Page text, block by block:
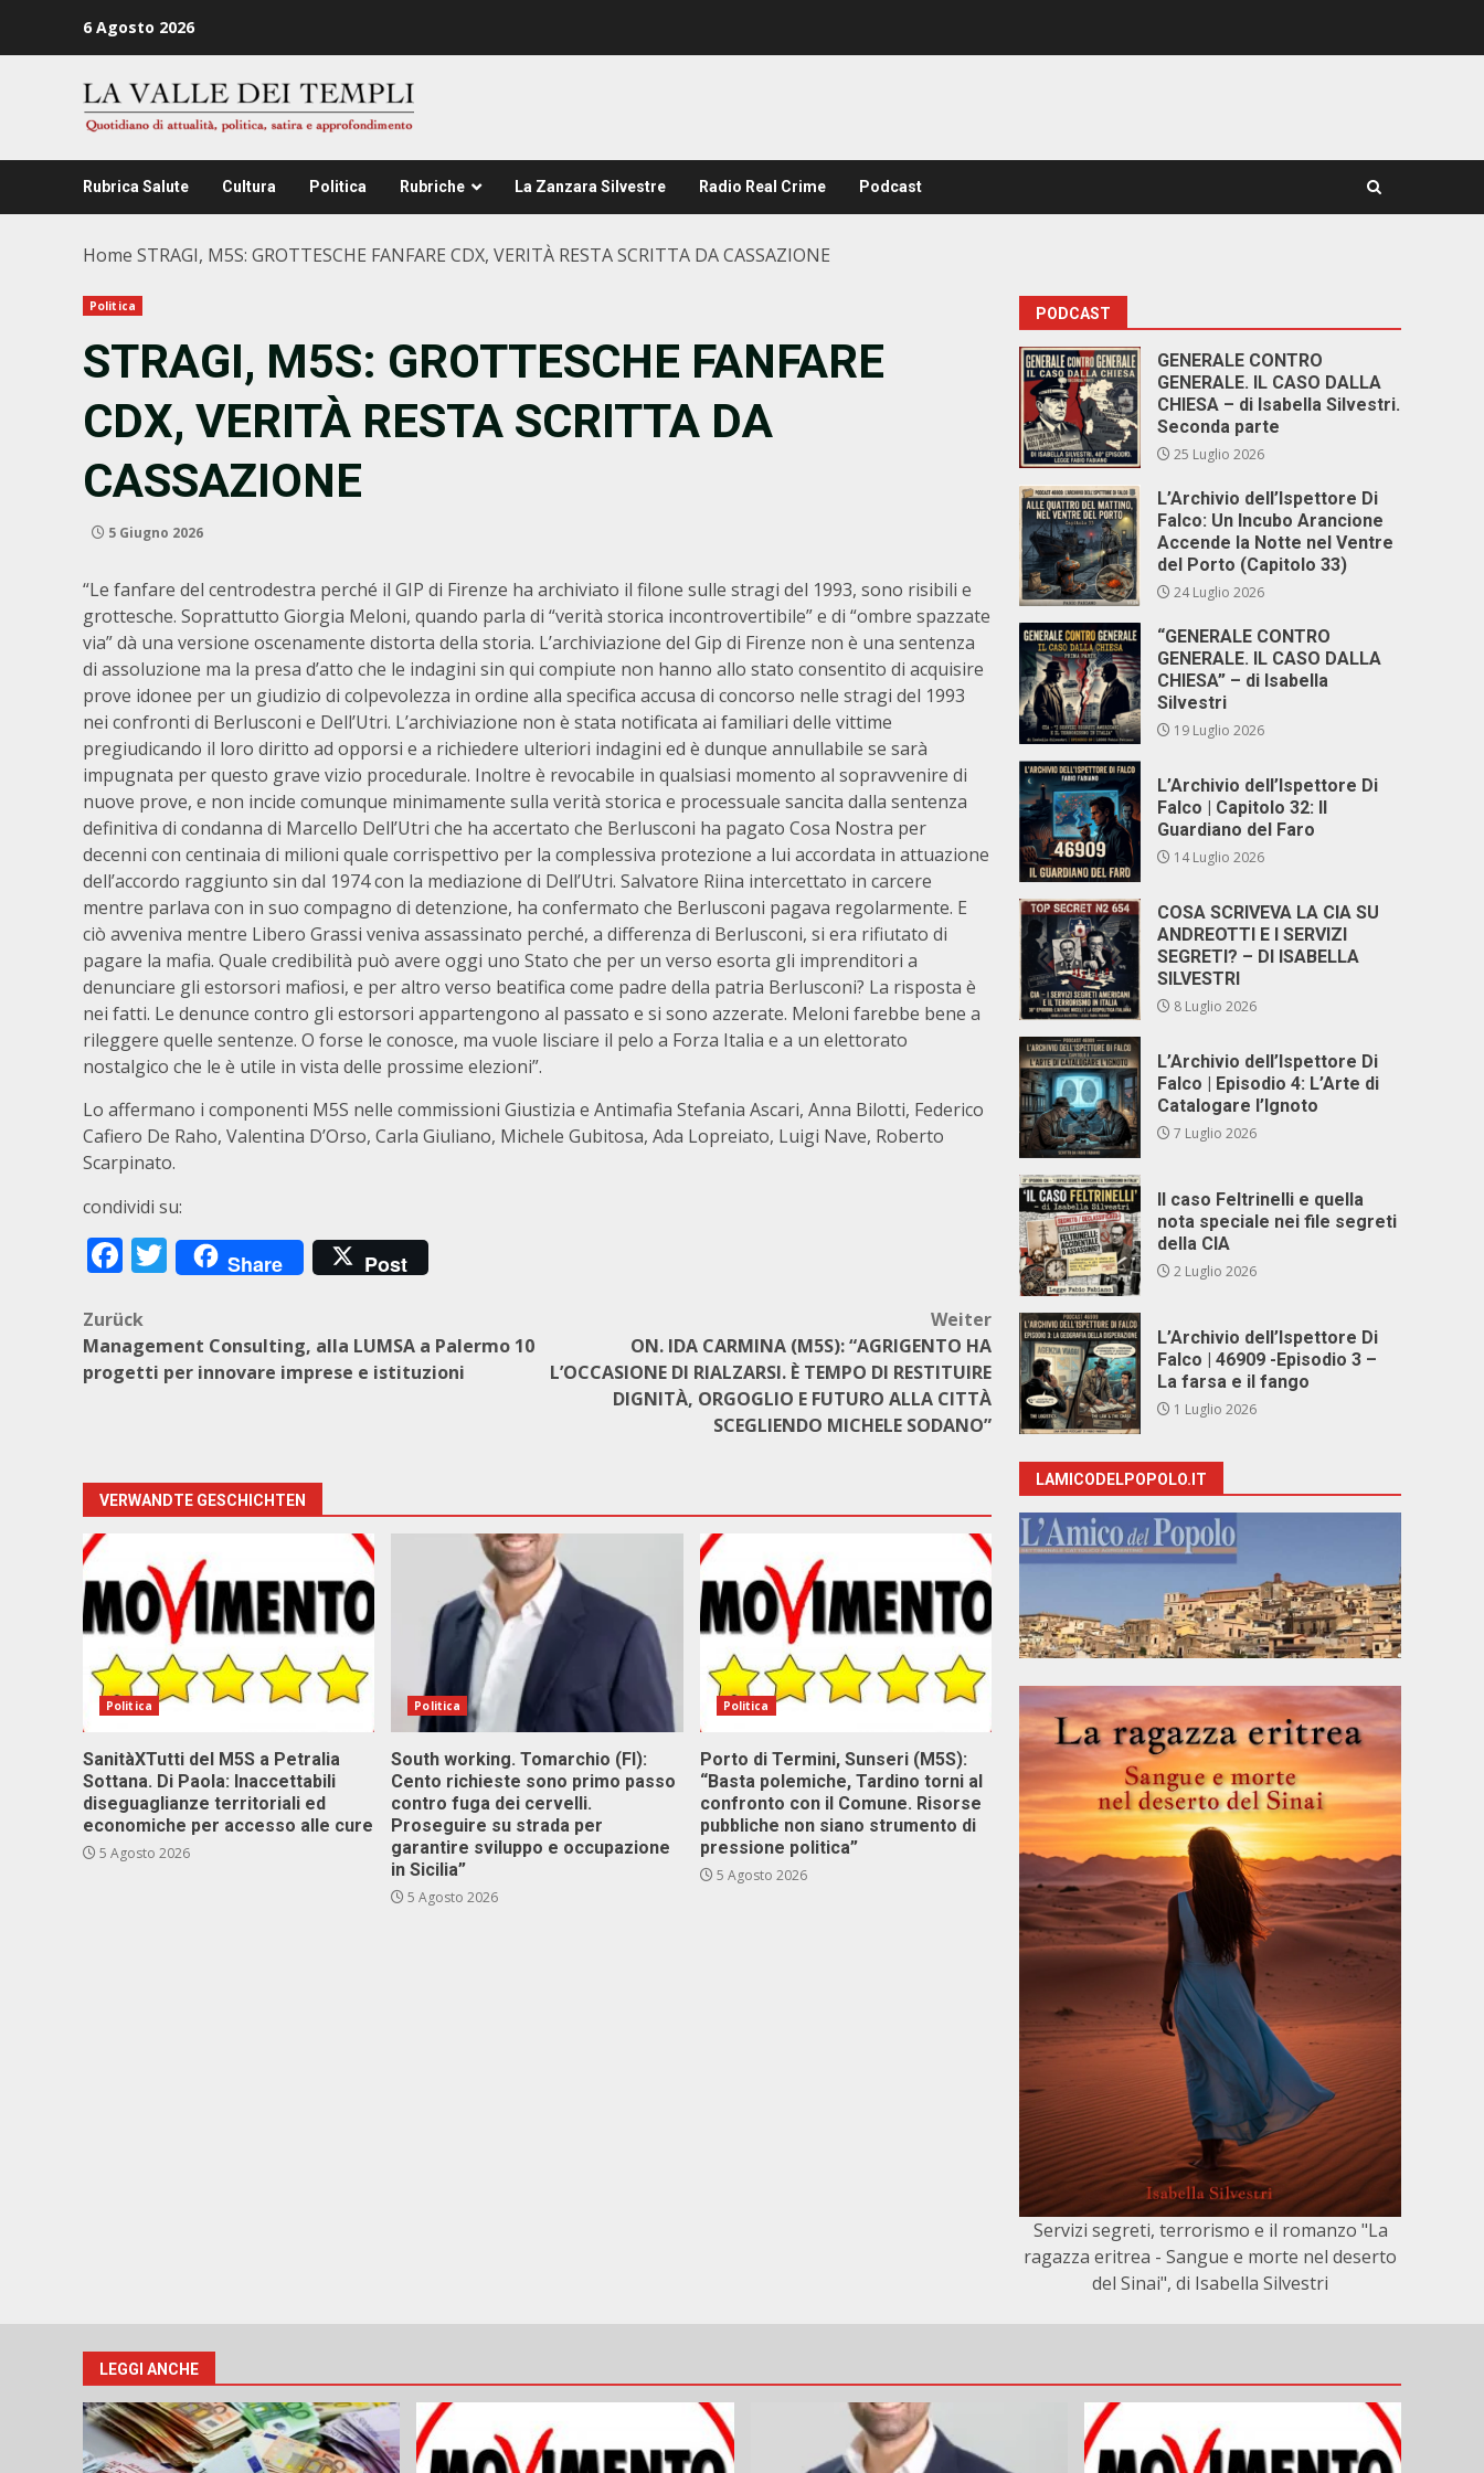
6 Agosto 2026
Rubrica Salute Cultura Politica Rubriche La Zanzara Silvestre Radio Real Crime Podcast
Home STRAGI, M5S: GROTTESCHE FANFARE CDX, VERITÀ RESTA SCRITTA DA CASSAZIONE
Politica
STRAGI, M5S: GROTTESCHE FANFARE
CDX, VERITÀ RESTA SCRITTA DA
CASSAZIONE
5 Giugno 2026
“Le fanfare del centrodestra perché il GIP di Firenze ha archiviato il filone sulle stragi del 1993, sono risibili e
grottesche. Soprattutto Giorgia Meloni, quando parla di “verità storica incontrovertibile” e di “ombre spazzate
via” dà una versione oscenamente distorta della storia. L’archiviazione del Gip di Firenze non è una sentenza
di assoluzione ma la presa d’atto che le indagini sin qui compiute non hanno allo stato consentito di acquisire
prove idonee per un giudizio di colpevolezza in ordine alla specifica accusa di concorso nelle stragi del 1993
nei confronti di Berlusconi e Dell’Utri. L’archiviazione non è stata notificata ai familiari delle vittime
pregiudicando il loro diritto ad opporsi e a richiedere ulteriori indagini ed è dunque annullabile se sarà
impugnata per questo grave vizio procedurale. Inoltre è revocabile in qualsiasi momento al sopravvenire di
nuove prove, e non incide comunque minimamente sulla verità storica e processuale sancita dalla sentenza
definitiva di condanna di Marcello Dell’Utri che ha accertato che Berlusconi ha pagato Cosa Nostra per
decenni con centinaia di milioni quale corrispettivo per la complessiva protezione a lui accordata in attuazione
dell’accordo raggiunto sin dal 1974 con la mediazione di Dell’Utri. Salvatore Riina intercettato in carcere
mentre parlava con in suo compagno di detenzione, ha confermato che Berlusconi pagava regolarmente. E
ciò avveniva mentre Libero Grassi veniva assassinato perché, a differenza di Berlusconi, si era rifiutato di
pagare la mafia. Quale credibilità può avere oggi uno Stato che per un verso esorta gli imprenditori a
denunciare gli estorsori mafiosi, e per altro verso beatifica come padre della patria Berlusconi? La risposta è
nei fatti. Le denunce contro gli estorsori appartengono al passato e si sono azzerate. Meloni farebbe bene a
rileggere quelle sentenze. O forse le conosce, ma vuole lisciare il pelo a Forza Italia e a un elettorato
nostalgico che le è utile in vista delle prossime elezioni”.
Lo affermano i componenti M5S nelle commissioni Giustizia e Antimafia Stefania Ascari, Anna Bilotti, Federico
Cafiero De Raho, Valentina D’Orso, Carla Giuliano, Michele Gubitosa, Ada Lopreiato, Luigi Nave, Roberto
Scarpinato.
condividi su:
Facebook
Twitter
Share Post
Beitragsnavigation
Zurück
Management Consulting, alla LUMSA a Palermo 10
progetti per innovare imprese e istituzioni
Weiter
ON. IDA CARMINA (M5S): “AGRIGENTO HA
L’OCCASIONE DI RIALZARSI. È TEMPO DI RESTITUIRE
DIGNITÀ, ORGOGLIO E FUTURO ALLA CITTÀ
SCEGLIENDO MICHELE SODANO”
VERWANDTE GESCHICHTEN
Politica
SanitàXTutti del M5S a Petralia
Sottana. Di Paola: Inaccettabili
diseguaglianze territoriali ed
economiche per accesso alle cure
5 Agosto 2026
Politica
South working. Tomarchio (FI):
Cento richieste sono primo passo
contro fuga dei cervelli.
Proseguire su strada per
garantire sviluppo e occupazione
in Sicilia”
5 Agosto 2026
Politica
Porto di Termini, Sunseri (M5S):
“Basta polemiche, Tardino torni al
confronto con il Comune. Risorse
pubbliche non siano strumento di
pressione politica”
5 Agosto 2026
PODCAST
GENERALE CONTRO
GENERALE. IL CASO DALLA
CHIESA – di Isabella Silvestri.
Seconda parte
25 Luglio 2026
L’Archivio dell’Ispettore Di
Falco: Un Incubo Arancione
Accende la Notte nel Ventre
del Porto (Capitolo 33)
24 Luglio 2026
“GENERALE CONTRO
GENERALE. IL CASO DALLA
CHIESA” – di Isabella
Silvestri
19 Luglio 2026
L’Archivio dell’Ispettore Di
Falco | Capitolo 32: Il
Guardiano del Faro
14 Luglio 2026
COSA SCRIVEVA LA CIA SU
ANDREOTTI E I SERVIZI
SEGRETI? – DI ISABELLA
SILVESTRI
8 Luglio 2026
L’Archivio dell’Ispettore Di
Falco | Episodio 4: L’Arte di
Catalogare l’Ignoto
7 Luglio 2026
Il caso Feltrinelli e quella
nota speciale nei file segreti
della CIA
2 Luglio 2026
L’Archivio dell’Ispettore Di
Falco | 46909 -Episodio 3 –
La farsa e il fango
1 Luglio 2026
LAMICODELPOPOLO.IT
Servizi segreti, terrorismo e il romanzo "La
ragazza eritrea - Sangue e morte nel deserto
del Sinai", di Isabella Silvestri
LEGGI ANCHE